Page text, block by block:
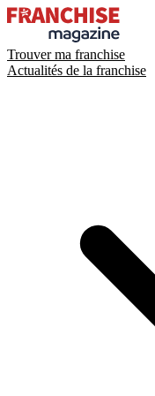
Trouver ma franchise
Actualités de la franchise